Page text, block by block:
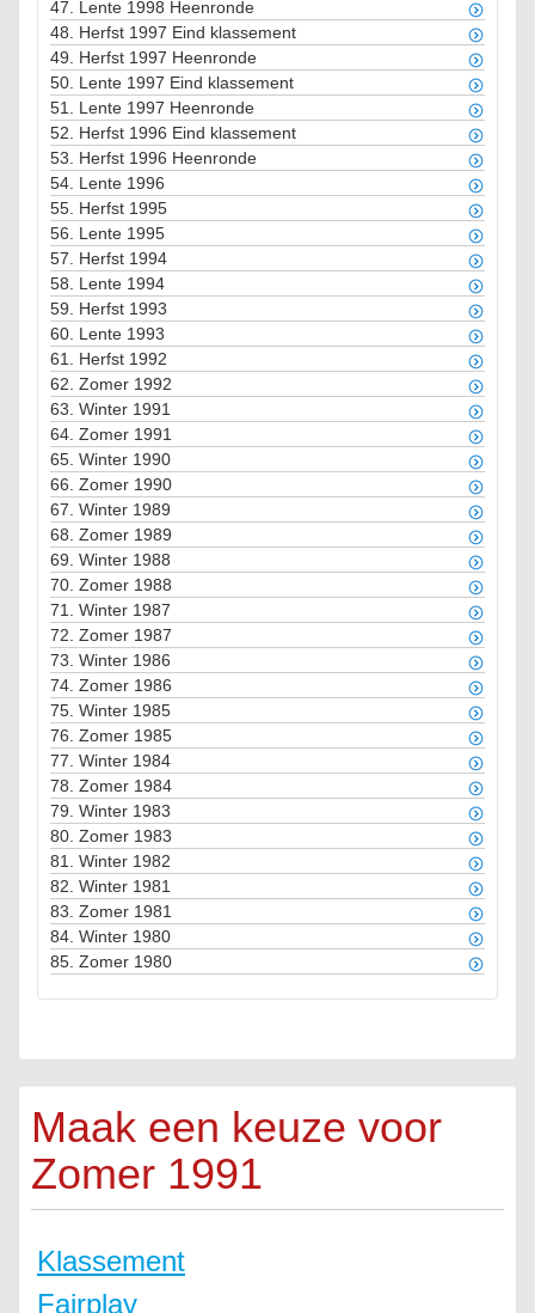
47. Lente 1998 Heenronde
48. Herfst 1997 Eind klassement
49. Herfst 1997 Heenronde
50. Lente 1997 Eind klassement
51. Lente 1997 Heenronde
52. Herfst 1996 Eind klassement
53. Herfst 1996 Heenronde
54. Lente 1996
55. Herfst 1995
56. Lente 1995
57. Herfst 1994
58. Lente 1994
59. Herfst 1993
60. Lente 1993
61. Herfst 1992
62. Zomer 1992
63. Winter 1991
64. Zomer 1991
65. Winter 1990
66. Zomer 1990
67. Winter 1989
68. Zomer 1989
69. Winter 1988
70. Zomer 1988
71. Winter 1987
72. Zomer 1987
73. Winter 1986
74. Zomer 1986
75. Winter 1985
76. Zomer 1985
77. Winter 1984
78. Zomer 1984
79. Winter 1983
80. Zomer 1983
81. Winter 1982
82. Winter 1981
83. Zomer 1981
84. Winter 1980
85. Zomer 1980
Maak een keuze voor
Zomer 1991
Klassement
Fairplay